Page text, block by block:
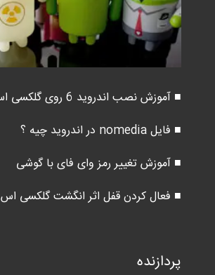
■ آموزش نصب اندروید 6 روی گلکسی اس 5
■ فایل nomedia در اندروید چیه ؟
■ آموزش تغییر رمز وای فای با گوشی
■ فعال کردن قفل اثر انگشت گلکسی اس 7
پردازنده